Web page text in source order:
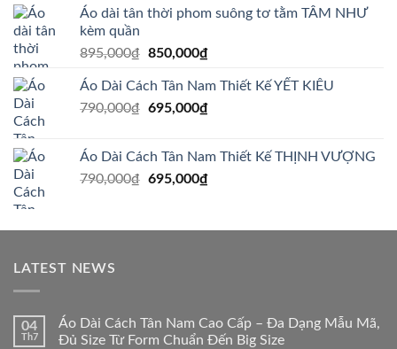
695,000₫.là:
Áo dài tân thời phom suông tơ tằm TÂM NHƯ
kèm quần
895,000₫ Giá
là:
895,000₫.
850,000₫Giá
tại
là:
Áo Dài Cách Tân Nam Thiết Kế YẾT KIÊU
790,000₫ Giá
790,000₫.
695,000₫Giá
là:
695,000₫.
Áo Dài Cách Tân Nam Thiết Kế THỊNH VƯỢNG
790,000₫ Giá
790,000₫.
695,000₫Giá
là:
LATEST NEWS
04
Th7
Áo Dài Cách Tân Nam Cao Cấp – Đa Dạng Mẫu Mã,
Đủ Size Từ Form Chuẩn Đến Big Size